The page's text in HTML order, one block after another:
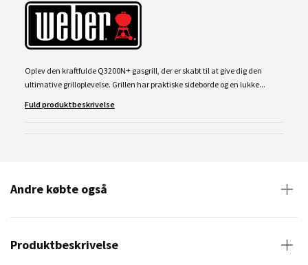
Oplev den kraftfulde Q3200N+ gasgrill, der er skabt til at give dig den
ultimative grilloplevelse. Grillen har praktiske sideborde og en lukke...
Fuld produktbeskrivelse
Andre købte også
Produktbeskrivelse